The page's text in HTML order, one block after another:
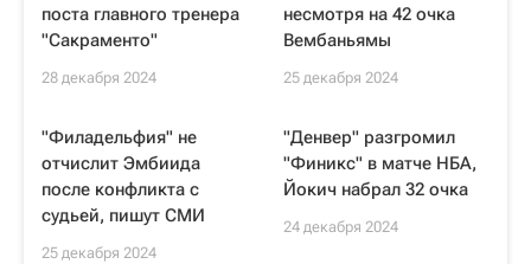
поста главного тренера
"Сакраменто"
28 декабря 2024
несмотря на 42 очка
Вембаньямы
25 декабря 2024
"Филадельфия" не
отчислит Эмбиида
после конфликта с
судьей, пишут СМИ
25 декабря 2024
"Денвер" разгромил
"Финикс" в матче НБА,
Йокич набрал 32 очка
24 декабря 2024